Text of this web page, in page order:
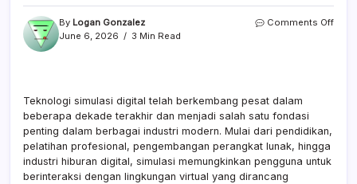
By Logan Gonzalez
June 6, 2026
3 Min Read
Comments Offon
Teknologi simulasi digital telah berkembang pesat dalam
beberapa dekade terakhir dan menjadi salah satu fondasi
penting dalam berbagai industri modern. Mulai dari pendidikan,
pelatihan profesional, pengembangan perangkat lunak, hingga
industri hiburan digital, simulasi memungkinkan pengguna untuk
berinteraksi dengan lingkungan virtual yang dirancang